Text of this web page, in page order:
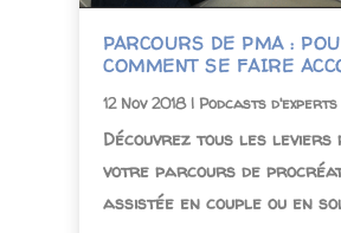
PARCOURS DE PMA :
COMMENT SE FAIRE
12 Nov 2018| Podcasts d'experts
Découvrez tous les leviers
votre parcours de
assistée en couple ou en